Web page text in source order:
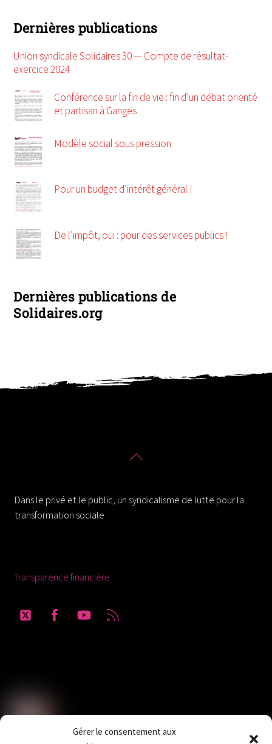
Gérer le consentement aux
Dernières publications
Union syndicale Solidaires 30 — Compte de résultat-
exercice 2024
Conférence sur la fin de vie : fin d’un débat orienté
et partisan à Ganges
Modèle social sous pression
Pour un budget d’intérêt général !
De l’impôt, oui : pour des services publics !
Dernières publications de
Solidaires.org
Back
Dans le privé et le public, un syndicalisme de lutte pour la
transformation sociale
Transparence financière
Twitter FacebookYouTube